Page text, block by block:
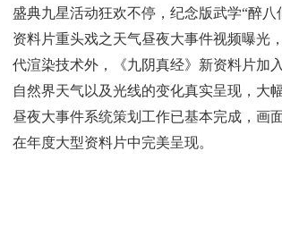
盛典九星活动狂欢不停，纪念版武学“醉
资料片重头戏之天气昼夜大事件视频曝光
代渲染技术外，《九阴真经》新资料片加
自然界天气以及光线的变化真实呈现，大
昼夜大事件系统策划工作已基本完成，画
在年度大型资料片中完美呈现。